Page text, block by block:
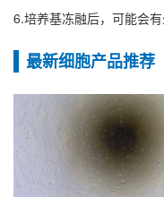
6.培养基冻融后，可能会
最新细胞产品推荐